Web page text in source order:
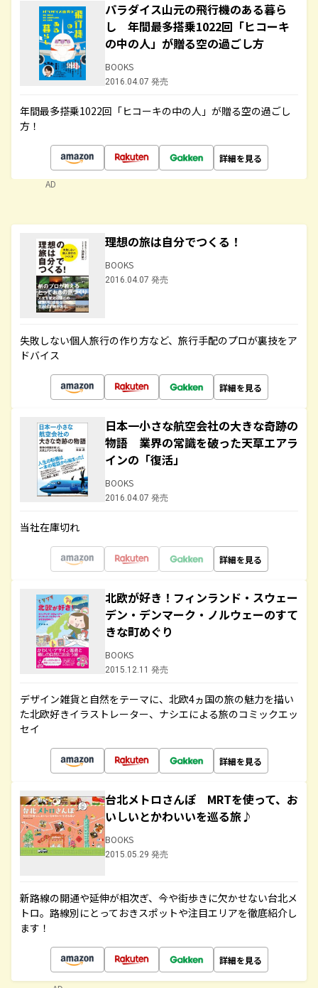
パラダイス山元の飛行機のある暮ら
し 年間最多搭乗1022回「ヒコーキ
の中の人」が贈る空の過ごし方
BOOKS
2016.04.07 発売
年間最多搭乗1022回「ヒコーキの中の人」が贈る空の過ごし
方！
詳細を見る
AD
理想の旅は自分でつくる！
BOOKS
2016.04.07 発売
失敗しない個人旅行の作り方など、旅行手配のプロが裏技をア
ドバイス
詳細を見る
日本一小さな航空会社の大きな奇跡の
物語 業界の常識を破った天草エアラ
インの「復活」
BOOKS
2016.04.07 発売
当社在庫切れ
詳細を見る
北欧が好き！フィンランド・スウェー
デン・デンマーク・ノルウェーのすて
きな町めぐり
BOOKS
2015.12.11 発売
デザイン雑貨と自然をテーマに、北欧4ヵ国の旅の魅力を描い
た北欧好きイラストレーター、ナシエによる旅のコミックエッ
セイ
詳細を見る
台北メトロさんぽ MRTを使って、お
いしいとかわいいを巡る旅♪
BOOKS
2015.05.29 発売
新路線の開通や延伸が相次ぎ、今や街歩きに欠かせない台北メ
トロ。路線別にとっておきスポットや注目エリアを徹底紹介し
ます！
詳細を見る